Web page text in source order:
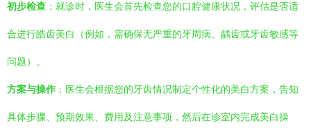
初步检查 ：就诊时，医生会首先检查您的口腔健康状况，评估是否适
合进行皓齿美白（例如，需确保无严重的牙周病、龋齿或牙齿敏感等
问题）。
方案与操作 ：医生会根据您的牙齿情况制定个性化的美白方案，告知
具体步骤、预期效果、费用及注意事项，然后在诊室内完成美白操